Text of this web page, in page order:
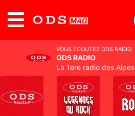
VOUS ÉCOUTEZ ODS RADIO
ODS RADIO
La 1ere radio des Alpes